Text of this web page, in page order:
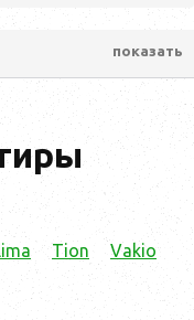
показать
Tion
Vakio